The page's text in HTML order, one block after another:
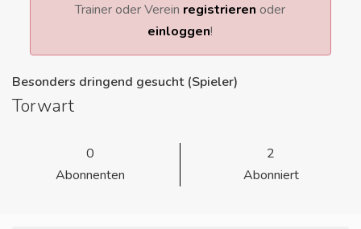
Trainer oder Verein registrieren oder
einloggen!
Besonders dringend gesucht (Spieler)
Torwart
0
Abonnenten
2
Abonniert